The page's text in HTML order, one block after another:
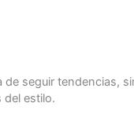
seguir tendencias,
del estilo.